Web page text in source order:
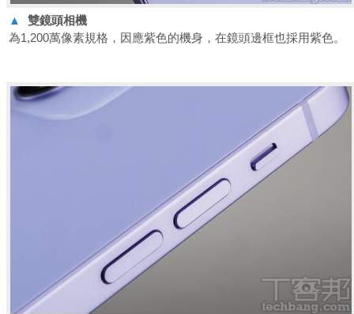
▲
雙鏡頭相機
為1,200萬像素規格，因應紫色的機身，在鏡頭邊框也採用紫色。